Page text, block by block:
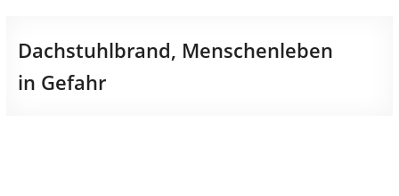
Dachstuhlbrand, Menschenleben
in Gefahr